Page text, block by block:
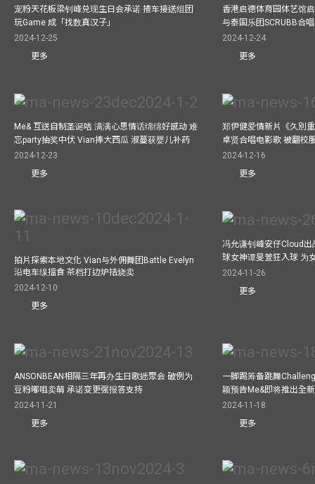
宠粉天花板梁钊峰兑现生日会承诺 揸车接送组团
玩Game 成「找数真汉子」
2024-12-25
更多
香港启德体育园体艺馆
与泰国乐团SCRUBB合
2024-12-24
更多
Me& 互送自制圣诞咭 满满心思情话绵绵好感动 难
忘party抽奖中伏 Vian捧大西瓜 淑蔓获婴儿补药
2024-12-23
更多
郑伊健爱情新片《久別
卓贤合唱电影歌 被翻校
2024-12-16
更多
拍片探索本地文化 Vian与外佣舞团Battle Evelyn
沿电车缐搵食 茶档打边炉拮烧卖
2024-12-10
更多
冯允谦钊峰安仔Cloud
球女神谭旻萱狂入球 为
2024-11-26
更多
ANSONBEAN相隔三年再办生日歌迷聚会 破例为
豆粉嘟咀卖萌 承诺变更强报答支持
2024-11-21
更多
一脚踢筹备跳舞
颖预告Me&即将推出全
2024-11-18
更多